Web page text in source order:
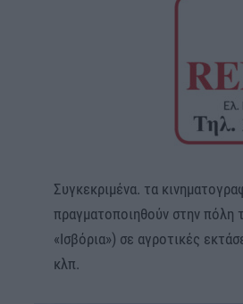
Συγκεκριμένα. τα
πραγματοποιηθούν στην πόλη
«Ισβόρια») σε αγροτικές
κλπ.